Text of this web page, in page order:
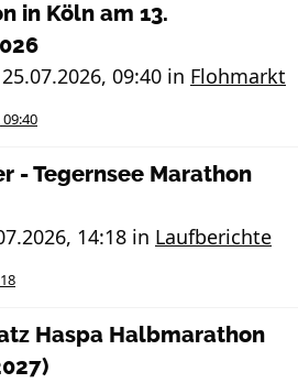
in Köln am 13.
25.07.2026, 09:40 in Flohmarkt
- Tegernsee Marathon
14:18 in Laufberichte
Haspa Halbmarathon